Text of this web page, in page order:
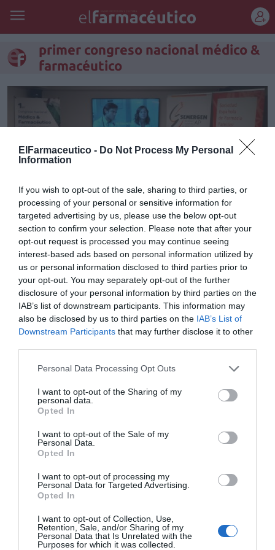
ElFarmaceutico - Do Not Process My Personal
Information
If you wish to opt-out of the sale, sharing to third parties, or
processing of your personal or sensitive information for
targeted advertising by us, please use the below opt-out
section to confirm your selection. Please note that after your
opt-out request is processed you may continue seeing
interest-based ads based on personal information utilized by
us or personal information disclosed to third parties prior to
your opt-out. You may separately opt-out of the further
disclosure of your personal information by third parties on the
IAB’s list of downstream participants. This information may
also be disclosed by us to third parties on the IAB’s List of
Downstream Participants that may further disclose it to other
Personal Data Processing Opt Outs
I want to opt-out of the Sharing of my
personal data.
Opted In
I want to opt-out of the Sale of my
Personal Data.
Opted In
I want to opt-out of processing my
Personal Data for Targeted Advertising.
Opted In
I want to opt-out of Collection, Use,
Retention, Sale, and/or Sharing of my
Personal Data that Is Unrelated with the
Purposes for which it was collected.
REGÍSTRATE
primer congreso nacional médico &
farmacéutico
Médicos de atención primaria y
farmacéuticos comunitarios se
unen en un congreso conjunto
Noticias y novedades Jesús Garrido
24/01/2019
Los médicos de atención primaria y los farmacéuticos comunitarios
se han unido para celebrar el Primer Congreso Nacional Médico &
Española de Médicos de Atención Primaria (SEMERGEN) y la Sociedad
Española de Farmacia Familiar y Comunitaria (SEFAC) bajo el lema
entidades han querido resaltar la importancia del trabajo
multidisciplinar en el abordaje de los grandes retos que se plantean a
los servicios sanitarios más cercanos a la población.
Lo más leído
Récord de comunicaciones para el 24 Congreso Nacional
Farmacéutico de Oviedo